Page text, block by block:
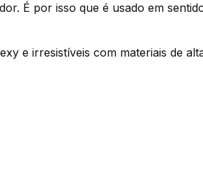
É por isso que é usado em
e irresistíveis com materiais de